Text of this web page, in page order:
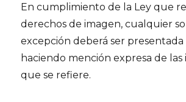
En cumplimiento de la Ley que
derechos de imagen, cualquier
excepción deberá ser presentada
haciendo mención expresa de las
que se refiere.